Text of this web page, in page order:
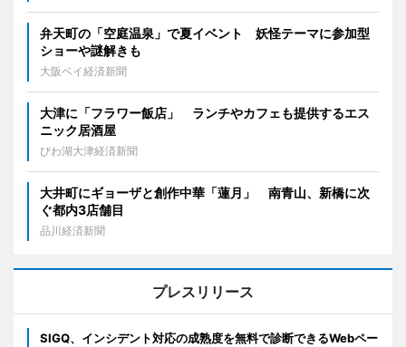
弁天町の「空庭温泉」で夏イベント 妖怪テーマに参加型
ショーや謎解きも
大阪ベイ経済新聞
大津に「フラワー飯店」 ランチやカフェも提供するエス
ニック居酒屋
びわ湖大津経済新聞
大井町にギョーザと創作中華「蓮月」 南青山、新橋に次
ぐ都内3店舗目
品川経済新聞
プレスリリース
SIGQ、インシデント対応の成熟度を無料で診断できるWebペー